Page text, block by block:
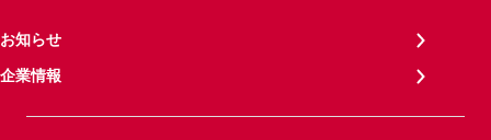
お知らせ
企業情報